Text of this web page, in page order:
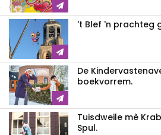
't Blef 'n prachteg
De
boekvorrem.
Tuisdweile mè
Spul.